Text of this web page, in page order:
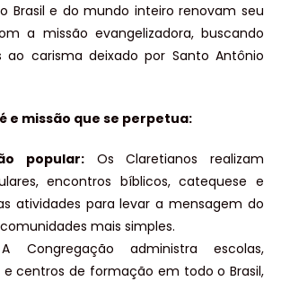
Brasil e do mundo inteiro renovam seu
a missão evangelizadora, buscando
ao carisma deixado por Santo Antônio
e missão que se perpetua:
popular:Os Claretianos realizam
encontros bíblicos, catequese e
atividades para levar a mensagem do
mais simples.
administra escolas,
e centros de formação em todo o Brasil,